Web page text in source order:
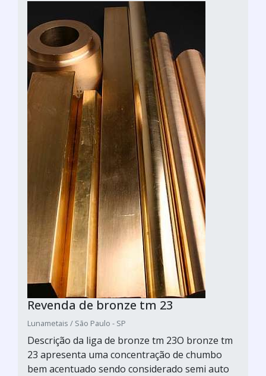
Revenda de bronze tm 23
Lunametais / São Paulo - SP
Descrição da liga de bronze tm 23O bronze tm
23 apresenta uma concentração de chumbo
bem acentuado sendo considerado semi auto